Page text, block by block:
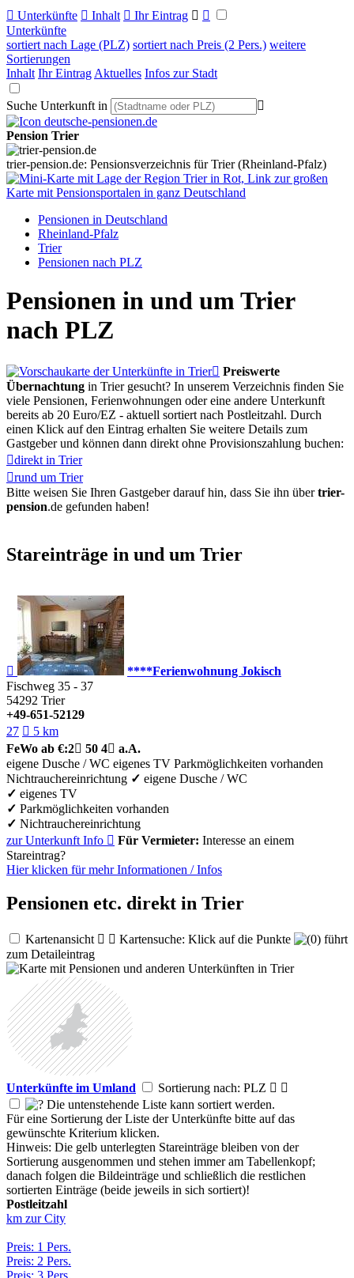
 Unterkünfte  Inhalt  Ihr Eintrag  
Unterkünfte
sortiert nach Lage (PLZ) sortiert nach Preis (2 Pers.) weitere
Sortierungen
Inhalt Ihr Eintrag Aktuelles Infos zur Stadt
Suche Unterkunft in 
Pension Trier
trier-pension.de: Pensionsverzeichnis für Trier (Rheinland-Pfalz)
Pensionen in Deutschland
Rheinland-Pfalz
Trier
Pensionen nach PLZ
Pensionen in und um Trier
nach PLZ
 Preiswerte
Übernachtung in Trier gesucht? In unserem Verzeichnis finden Sie
viele Pensionen, Ferienwohnungen oder eine andere Unterkunft
bereits ab 20 Euro/EZ - aktuell sortiert nach Postleitzahl. Durch
einen Klick auf den Eintrag erhalten Sie weitere Details zum
Gastgeber und können dann direkt ohne Provisionszahlung buchen:
direkt in Trier
rund um Trier
Bitte weisen Sie Ihren Gastgeber darauf hin, dass Sie ihn übertrier-
pension.de gefunden haben!
Stareinträge in und um Trier

****Ferienwohnung Jokisch
Fischweg 35 - 37
54292 Trier
+49-651-52129
27  5 km
FeWo ab €:2 50 4 a.A.
eigene Dusche / WC eigenes TV Parkmöglichkeiten vorhanden
Nichtrauchereinrichtung ✓ eigene Dusche / WC
✓ eigenes TV
✓ Parkmöglichkeiten vorhanden
✓ Nichtrauchereinrichtung
zur Unterkunft Info  Für Vermieter: Interesse an einem
Stareintrag?
Hier klicken für mehrInformationen /Infos
Pensionen etc. direkt in Trier
Kartenansicht   Kartensuche: Klick auf die Punkte
führt
zum Detaileintrag
Unterkünfte im Umland Sortierung nach: PLZ  
Die untenstehende Liste kann sortiert werden.
Für eine Sortierung der Liste der Unterkünfte bitte auf das
gewünschte Kriterium klicken.
Hinweis: Die gelb unterlegten Stareinträge bleiben von der
Sortierung ausgenommen und stehen immer am Tabellenkopf;
danach folgen die Bildeinträge und schließlich die restlichen
sortierten Einträge (beide jeweils in sich sortiert)!
Postleitzahl
km zur City
Preis: 1 Pers.
Preis: 2 Pers.
Preis: 3 Pers.